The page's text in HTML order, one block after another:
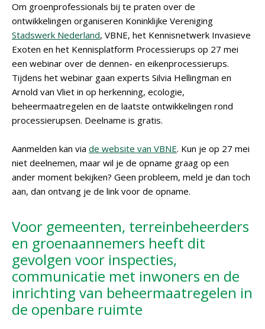
Om groenprofessionals bij te praten over de
ontwikkelingen organiseren Koninklijke Vereniging
Stadswerk Nederland, VBNE, het Kennisnetwerk Invasieve
Exoten en het Kennisplatform Processierups op 27 mei
een webinar over de dennen- en eikenprocessierups.
Tijdens het webinar gaan experts Silvia Hellingman en
Arnold van Vliet in op herkenning, ecologie,
beheermaatregelen en de laatste ontwikkelingen rond
processierupsen. Deelname is gratis.
Aanmelden kan via de website van VBNE. Kun je op 27 mei
niet deelnemen, maar wil je de opname graag op een
ander moment bekijken? Geen probleem, meld je dan toch
aan, dan ontvang je de link voor de opname.
Voor gemeenten, terreinbeheerders
en groenaannemers heeft dit
gevolgen voor inspecties,
communicatie met inwoners en de
inrichting van beheermaatregelen in
de openbare ruimte